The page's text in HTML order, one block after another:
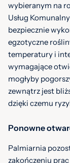
wybieranym na
Usług
bezpiecznie
egzotyczne
temperatury i
wymagające
mogłyby
zewnątrz jest
dzięki czemu
Ponowne
Palmiarnia
zakończeniu